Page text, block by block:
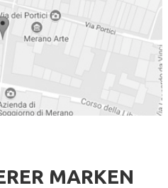
MARKEN